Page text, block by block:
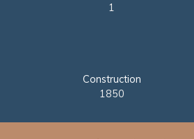
1
Construction
1850